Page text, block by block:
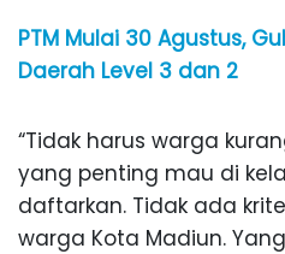
PTM Mulai 30 Agustus,
Daerah Level 3 dan 2
“Tidak harus warga
yang penting mau di
daftarkan. Tidak ada
warga Kota Madiun.